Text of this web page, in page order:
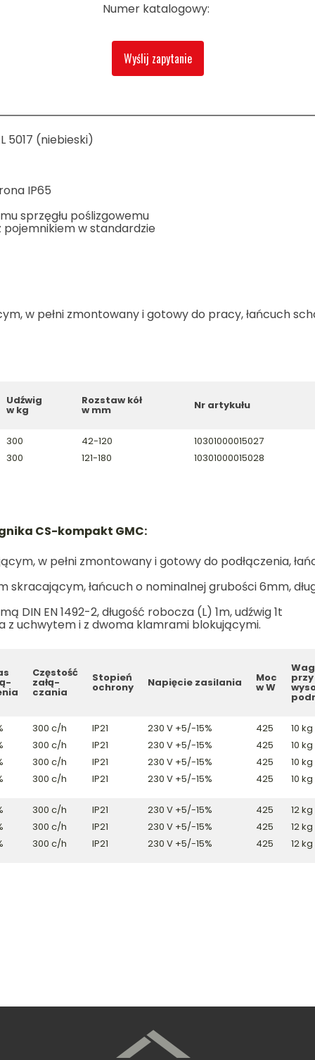
Numer katalogowy:
Wyślij zapytanie
5017 (niebieski)
IP65
sprzęgłu poślizgowemu
pojemnikiem w standardzie
w pełni zmontowany i gotowy do pracy, łańcuch
Udźwig
w kg
Rozstaw kół
w mm Nr artykułu
300
300
42-120
121-180
10301000015027
10301000015028
CS-kompakt GMC:
w pełni zmontowany i gotowy do podłączenia,
skracającym, łańcuch o nominalnej grubości 6mm,
DIN EN 1492-2, długość robocza (L) 1m, udźwig 1t
z uchwytem i z dwoma klamrami blokującymi.
Częstość
załą-
czania
Stopień
ochrony Napięcie zasilania Moc
w W
przy
300 c/h
300 c/h
300 c/h
300 c/h
IP21
IP21
IP21
IP21
230 V +5/-15%
230 V +5/-15%
230 V +5/-15%
230 V +5/-15%
425
425
425
425
10 kg
10 kg
10 kg
10 kg
300 c/h
300 c/h
300 c/h
IP21
IP21
IP21
230 V +5/-15%
230 V +5/-15%
230 V +5/-15%
425
425
425
12 kg
12 kg
12 kg